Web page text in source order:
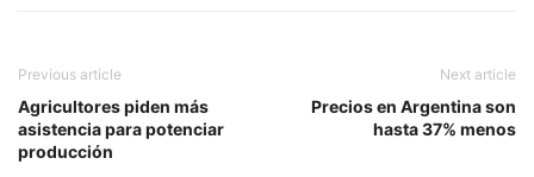
Previous article
Agricultores piden más
asistencia para potenciar
producción
Next article
Precios en Argentina son
hasta 37% menos